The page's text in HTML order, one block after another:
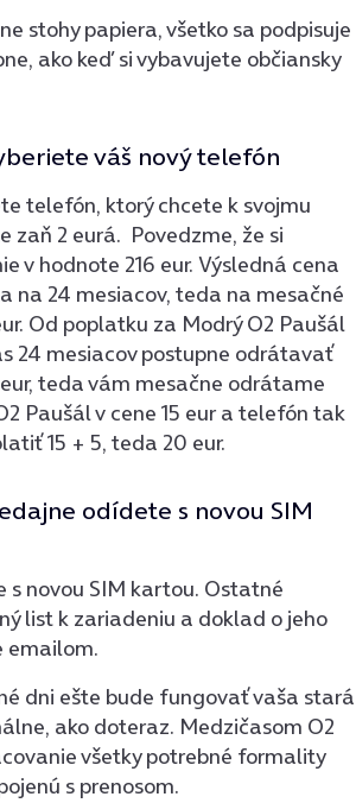
stohy papiera, všetko sa podpisuje
ako keď si vybavujete občiansky
váš nový telefón
telefón, ktorý chcete k svojmu
zaň 2 eurá. Povedzme, že si
v hodnote 216 eur. Výsledná cena
na 24 mesiacov, teda na mesačné
Od poplatku za Modrý O2 Paušál
24 mesiacov postupne odrátavať
teda vám mesačne odrátame
Paušál v cene 15 eur a telefón tak
15 + 5, teda 20 eur.
odídete s novou SIM
s novou SIM kartou. Ostatné
list k zariadeniu a doklad o jeho
emailom.
dni ešte bude fungovať vaša stará
ako doteraz. Medzičasom O2
všetky potrebné formality
s prenosom.